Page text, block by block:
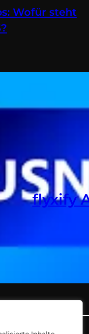
Wofür steht
flyxify